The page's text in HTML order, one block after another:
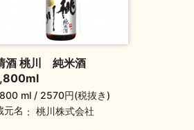
酒 桃川 純米酒
ml
2570円(税抜き)
元名
桃川株式会社